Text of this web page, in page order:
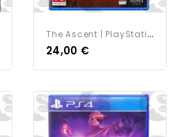
T
He Ascent | PlayStation 5
24,00 €